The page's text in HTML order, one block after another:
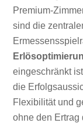
Premium-
sind die
eingeschränkt
die
Flexibilität und
ohne den Ertrag